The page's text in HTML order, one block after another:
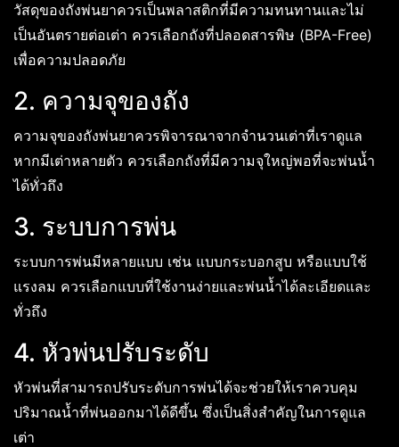
วัสดุของถังพ่นยาควรเป็นพลาสติกที่มีความทนทานและไม่
เป็นอันตรายต่อเต่า ควรเลือกถังที่ปลอดสารพิษ (BPA-Free)
เพื่อความปลอดภัย
2. ความจุของถัง
ความจุของถังพ่นยาควรพิจารณาจากจำนวนเต่าที่เราดูแล
หากมีเต่าหลายตัว ควรเลือกถังที่มีความจุใหญ่พอที่จะพ่นน้ำ
ได้ทั่วถึง
3. ระบบการพ่น
ระบบการพ่นมีหลายแบบ เช่น แบบกระบอกสูบ หรือแบบใช้
แรงลม ควรเลือกแบบที่ใช้งานง่ายและพ่นน้ำได้ละเอียดและ
ทั่วถึง
4. หัวพ่นปรับระดับ
หัวพ่นที่สามารถปรับระดับการพ่นได้จะช่วยให้เราควบคุม
ปริมาณน้ำที่พ่นออกมาได้ดีขึ้น ซึ่งเป็นสิ่งสำคัญในการดูแล
เต่า